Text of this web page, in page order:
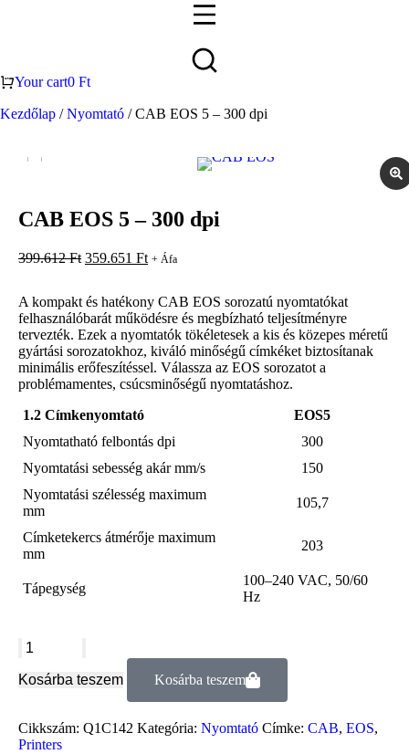
Your cart0 Ft
Kezdőlap /Nyomtató / CAB EOS 5 – 300 dpi
CAB EOS 5 – 300 dpi
399.612Ft 359.651 Ft + Áfa
A kompakt és hatékony CAB EOS sorozatú nyomtatókat
felhasználóbarát működésre és megbízható teljesítményre
tervezték. Ezek a nyomtatók tökéletesek a kis és közepes méretű
gyártási sorozatokhoz, kiváló minőségű címkéket biztosítanak
minimális erőfeszítéssel. Válassza az EOS sorozatot a
problémamentes, csúcsminőségű nyomtatáshoz.
1.2 Címkenyomtató
EOS5
Nyomtatható felbontás dpi
300
Nyomtatási sebesség akár mm/s
150
Nyomtatási szélesség maximum
mm
105,7
Címketekercs átmérője maximum
mm
203
Tápegység
100–240 VAC, 50/60
Hz
Kosárba teszem Kosárba teszem
Cikkszám: Q1C142 Kategória: Nyomtató Címke: CAB, EOS,
Printers